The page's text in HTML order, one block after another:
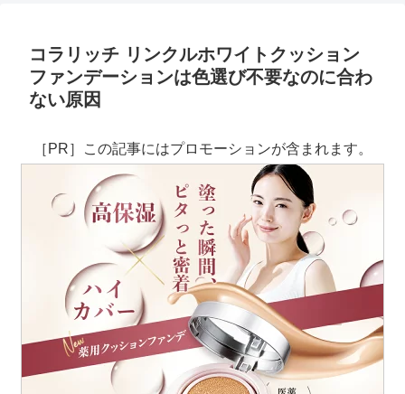
コラリッチ リンクルホワイトクッション
ファンデーションは色選び不要なのに合わ
ない原因
［PR］この記事にはプロモーションが含まれます。